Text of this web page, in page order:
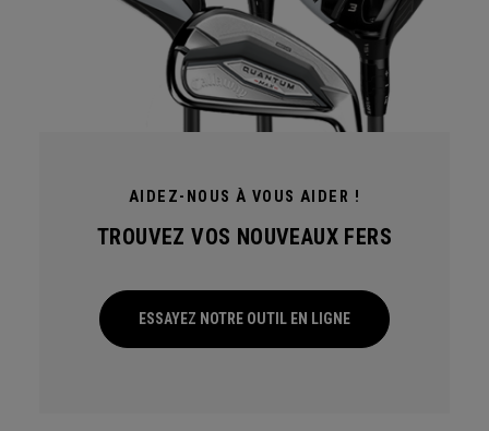
AIDEZ-NOUS À VOUS AIDER !
TROUVEZ VOS NOUVEAUX FERS
ESSAYEZ NOTRE OUTIL EN LIGNE